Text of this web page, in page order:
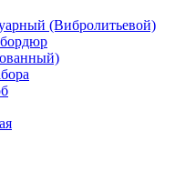
(Вибролитьевой)